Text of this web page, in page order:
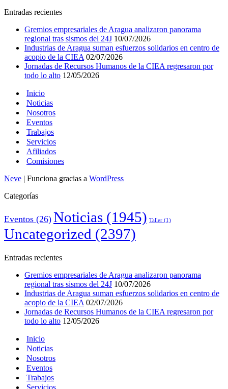
Entradas recientes
Gremios empresariales de Aragua analizaron panorama
regional tras sismos del 24J 10/07/2026
Industrias de Aragua suman esfuerzos solidarios en centro de
acopio de la CIEA 02/07/2026
Jornadas de Recursos Humanos de la CIEA regresaron por
todo lo alto 12/05/2026
Inicio
Noticias
Nosotros
Eventos
Trabajos
Servicios
Afiliados
Comisiones
Neve | Funciona gracias a WordPress
Categorías
Eventos (26) Noticias (1945) Taller (1)
Uncategorized (2397)
Entradas recientes
Gremios empresariales de Aragua analizaron panorama
regional tras sismos del 24J 10/07/2026
Industrias de Aragua suman esfuerzos solidarios en centro de
acopio de la CIEA 02/07/2026
Jornadas de Recursos Humanos de la CIEA regresaron por
todo lo alto 12/05/2026
Inicio
Noticias
Nosotros
Eventos
Trabajos
Servicios